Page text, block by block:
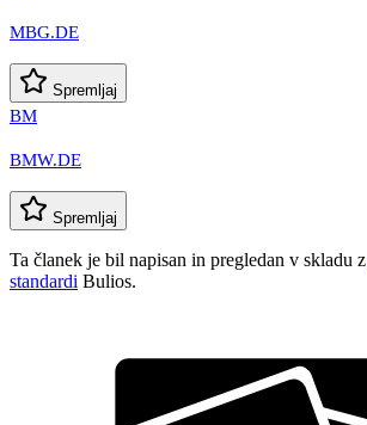
MBG.DE
Spremljaj
BM
BMW.DE
Spremljaj
Ta članek je bil napisan in pregledan v skladu z
standardi Bulios.